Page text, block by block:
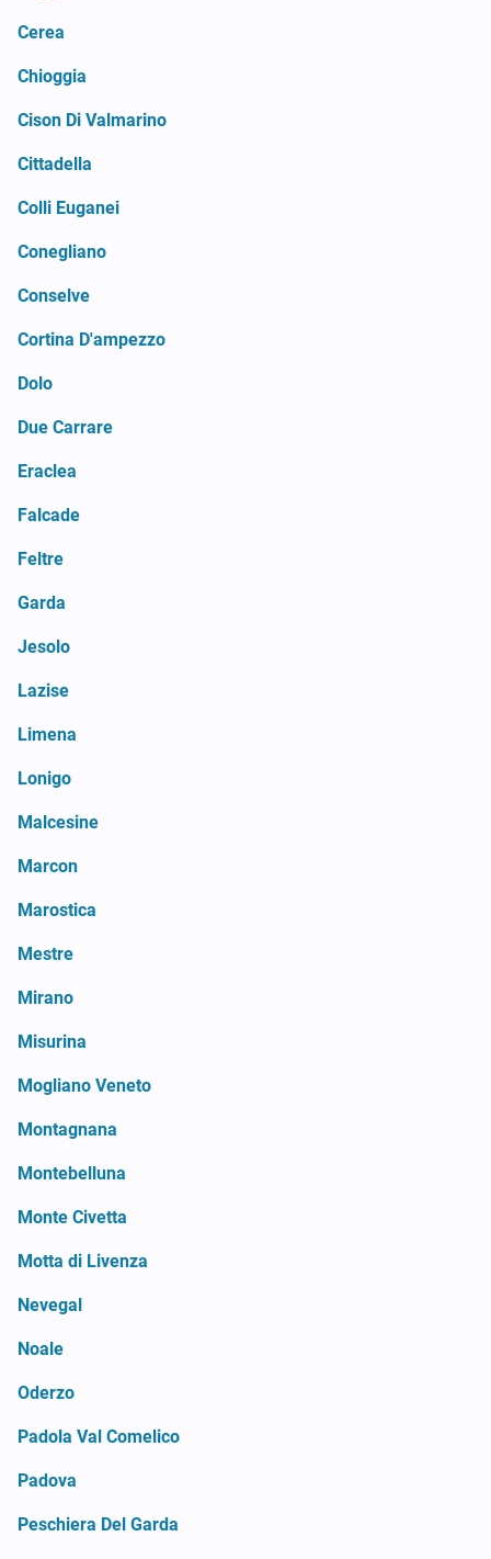
Cerea
Chioggia
Cison Di Valmarino
Cittadella
Colli Euganei
Conegliano
Conselve
Cortina D'ampezzo
Dolo
Due Carrare
Eraclea
Falcade
Feltre
Garda
Jesolo
Lazise
Limena
Lonigo
Malcesine
Marcon
Marostica
Mestre
Mirano
Misurina
Mogliano Veneto
Montagnana
Montebelluna
Monte Civetta
Motta di Livenza
Nevegal
Noale
Oderzo
Padola Val Comelico
Padova
Peschiera Del Garda